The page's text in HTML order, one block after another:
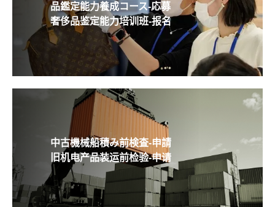
品鑑定能力養成コース-応募
奢侈品鉴定能力培训班-报名
中古機械船積み前検査-申請
旧机电产品装运前检验-申请